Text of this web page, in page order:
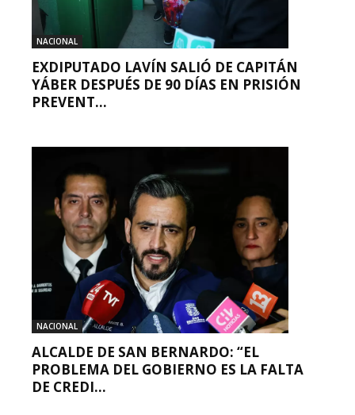
NACIONAL
EXDIPUTADO LAVÍN SALIÓ DE CAPITÁN
YÁBER DESPUÉS DE 90 DÍAS EN PRISIÓN
PREVENT...
NACIONAL
ALCALDE DE SAN BERNARDO: “EL
PROBLEMA DEL GOBIERNO ES LA FALTA
DE CREDI...